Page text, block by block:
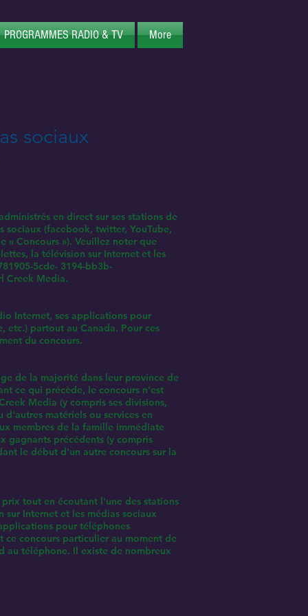
PROGRAMMES RADIO & TV More
sociaux
en direct sur ses stations de
sociaux (facebook, twitter, YouTube,
« Concours »). Veuillez noter que
la télévision sur Internet et les
5cde- 3194-bb3b-
Creek Media.
Internet, ses applications pour
etc.) partout au Canada. Pour ces
du concours.
de la majorité dans leur province de
ce qui précède, le concours n'est
Media (y compris ses divisions,
matériels ou services en
membres de la famille immédiate
gagnants précédents (y compris
le début d'un autre concours sur la
tout en écoutant l'une des stations
Internet et les médias sociaux
pour téléphones
concours particulier au moment de
au téléphone. Il existe de nombreux